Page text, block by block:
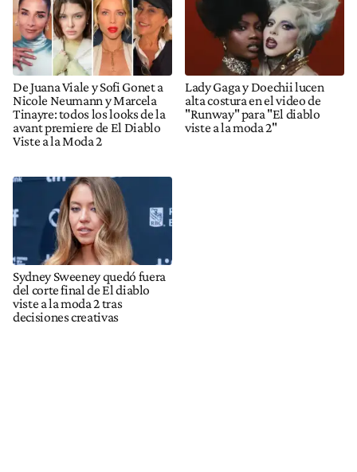
De Juana Viale y Sofi Gonet a
Nicole Neumann y Marcela
Tinayre: todos los looks de la
avant premiere de El Diablo
Viste a la Moda 2
Lady Gaga y Doechii lucen
alta costura en el video de
"Runway" para "El diablo
viste a la moda 2"
Sydney Sweeney quedó fuera
del corte final de El diablo
viste a la moda 2 tras
decisiones creativas